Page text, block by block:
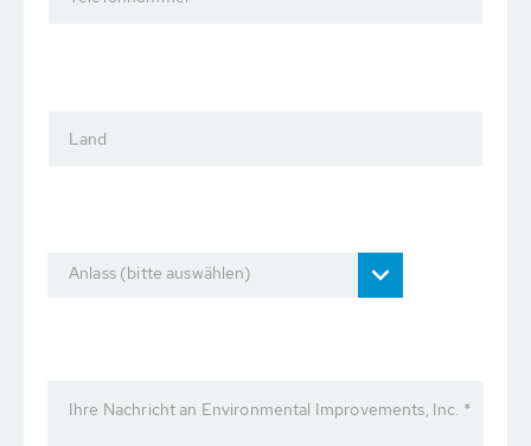
Land
Anlass (bitte auswählen)
Ihre Nachricht an Environmental Improvements, Inc. *